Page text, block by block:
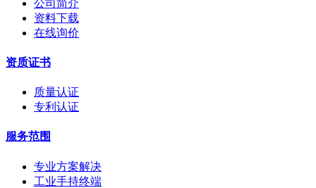
公司简介
资料下载
在线询价
资质证书
质量认证
专利认证
服务范围
专业方案解决
工业手持终端